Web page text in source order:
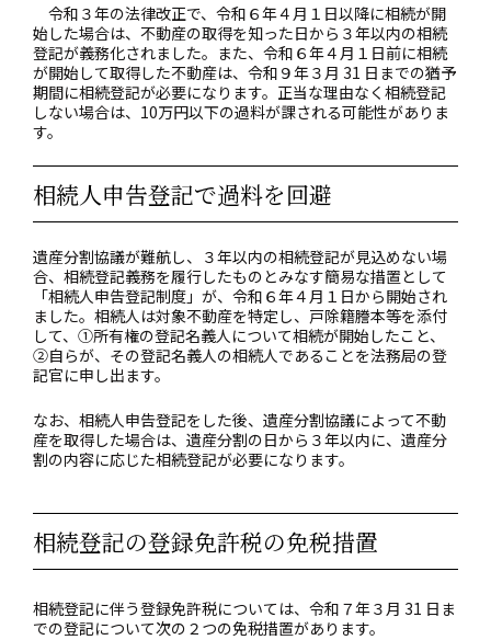
令和３年の法律改正で、令和６年４月１日以降に相続が開
始した場合は、不動産の取得を知った日から３年以内の相続
登記が義務化されました。また、令和６年４月１日前に相続
が開始して取得した不動産は、令和９年３月 31 日までの猶予
期間に相続登記が必要になります。正当な理由なく相続登記
しない場合は、10万円以下の過料が課される可能性がありま
す。
相続人申告登記で過料を回避
遺産分割協議が難航し、３年以内の相続登記が見込めない場
合、相続登記義務を履行したものとみなす簡易な措置として
「相続人申告登記制度」が、令和６年４月１日から開始され
ました。相続人は対象不動産を特定し、戸除籍謄本等を添付
して、①所有権の登記名義人について相続が開始したこと、
②自らが、その登記名義人の相続人であることを法務局の登
記官に申し出ます。
なお、相続人申告登記をした後、遺産分割協議によって不動
産を取得した場合は、遺産分割の日から３年以内に、遺産分
割の内容に応じた相続登記が必要になります。
相続登記の登録免許税の免税措置
相続登記に伴う登録免許税については、令和７年３月 31 日ま
での登記について次の２つの免税措置があります。